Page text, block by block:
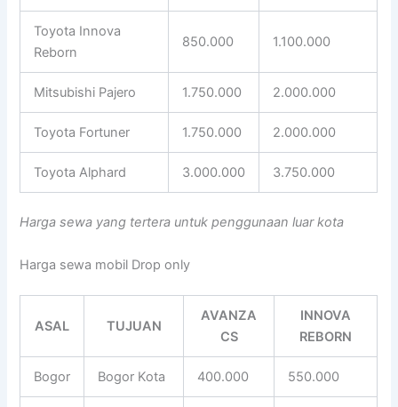
Toyota Innova
Reborn
850.000 1.100.000
Mitsubishi Pajero 1.750.000 2.000.000
Toyota Fortuner 1.750.000 2.000.000
Toyota Alphard 3.000.000 3.750.000
Harga sewa yang tertera untuk penggunaan luar kota
Harga sewa mobil Drop only
ASAL TUJUAN
AVANZA
CS
INNOVA
REBORN
Bogor Bogor Kota 400.000 550.000